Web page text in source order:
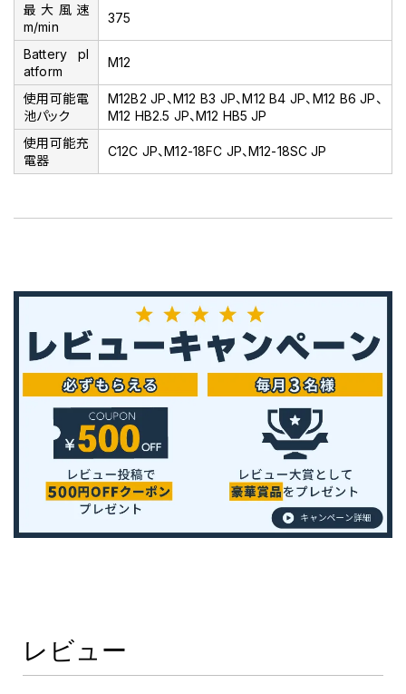
最大風速
m/min
375
Battery pl
atform
M12
使用可能電
池パック
M12B2 JP、M12 B3 JP、M12 B4 JP、M12 B6 JP、
M12 HB2.5 JP、M12 HB5 JP
使用可能充
電器
C12C JP、M12-18FC JP、M12-18SC JP
レビュー